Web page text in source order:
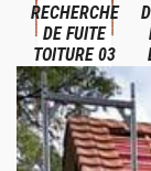
RECHERCHE
DE FUITE
TOITURE 03